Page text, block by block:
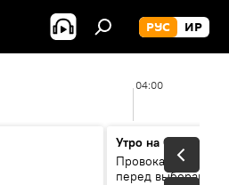
РУС ИР
04:00
Утро на Спутнике
Провокации со
перед выборами в